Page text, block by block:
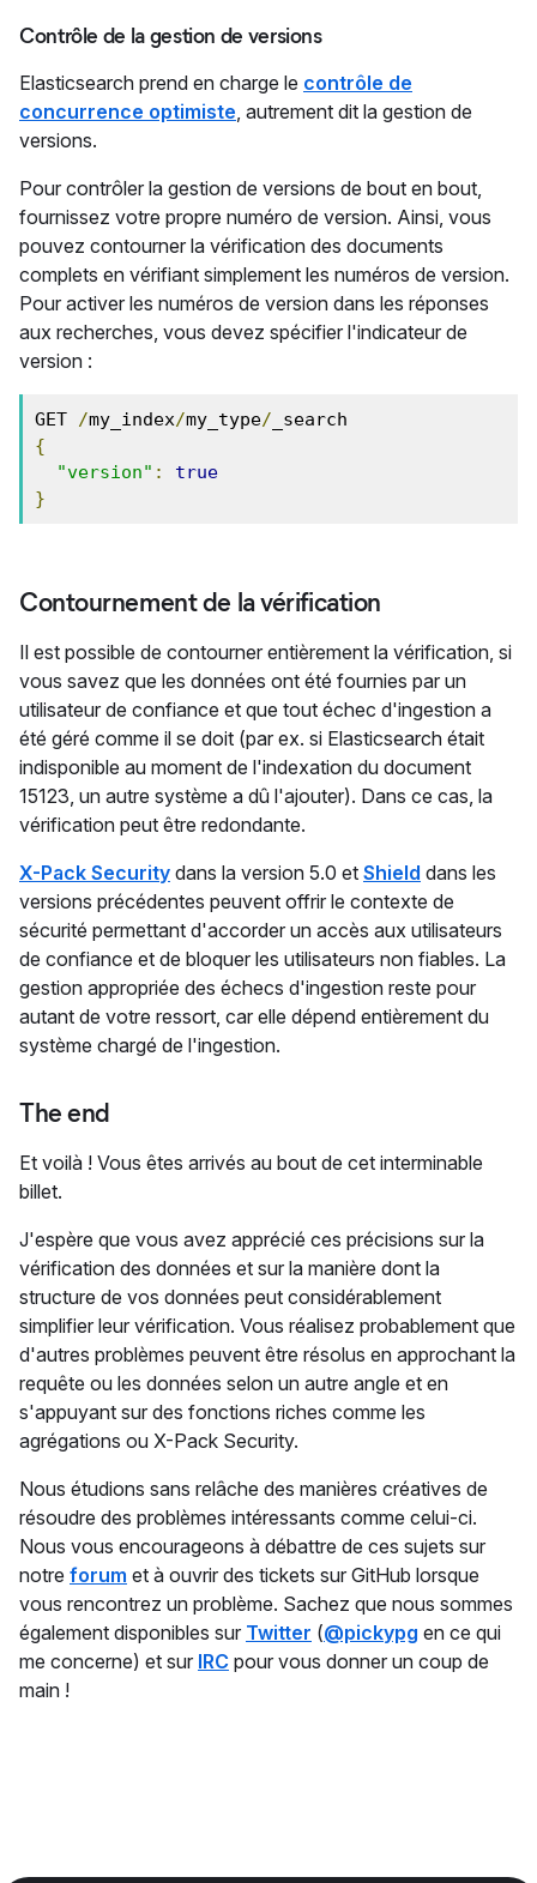
Contrôle de la gestion de versions
Elasticsearch prend en charge le contrôle de
concurrence optimiste, autrement dit la gestion de
versions.
Pour contrôler la gestion de versions de bout en bout,
fournissez votre propre numéro de version. Ainsi, vous
pouvez contourner la vérification des documents
complets en vérifiant simplement les numéros de version.
Pour activer les numéros de version dans les réponses
aux recherches, vous devez spécifier l'indicateur de
version :
GET /my_index/my_type/
{
"version" :
true
}
Contournement de la vérification
Il est possible de contourner entièrement la vérification, si
vous savez que les données ont été fournies par un
utilisateur de confiance et que tout échec d'ingestion a
été géré comme il se doit (par ex. si Elasticsearch était
indisponible au moment de l'indexation du document
15123, un autre système a dû l'ajouter). Dans ce cas, la
vérification peut être redondante.
X-Pack Security dans la version 5.0 et Shield dans les
versions précédentes peuvent offrir le contexte de
sécurité permettant d'accorder un accès aux utilisateurs
de confiance et de bloquer les utilisateurs non fiables. La
gestion appropriée des échecs d'ingestion reste pour
autant de votre ressort, car elle dépend entièrement du
système chargé de l'ingestion.
The end
Et voilà ! Vous êtes arrivés au bout de cet interminable
billet.
J'espère que vous avez apprécié ces précisions sur la
vérification des données et sur la manière dont la
structure de vos données peut considérablement
simplifier leur vérification. Vous réalisez probablement que
d'autres problèmes peuvent être résolus en approchant la
requête ou les données selon un autre angle et en
s'appuyant sur des fonctions riches comme les
agrégations ou X-Pack Security.
Nous étudions sans relâche des manières créatives de
résoudre des problèmes intéressants comme celui-ci.
Nous vous encourageons à débattre de ces sujets sur
notre forum et à ouvrir des tickets sur GitHub lorsque
vous rencontrez un problème. Sachez que nous sommes
également disponibles sur Twitter (@pickypg en ce qui
me concerne) et sur IRC pour vous donner un coup de
main !